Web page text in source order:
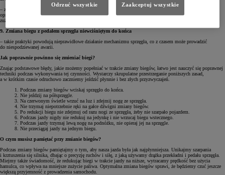
– zbyt gwałtowne zmiany biegów w „sportowym stylu” i nadmierne „dociskanie” drążka przy każdym ruchu
oprócz wrażenia pozornej dynamiki jazdy nie przynoszą nic dobrego dla skrzyni, która po prostu szybciej się
zużywa.
9. Zmiana biegu z pedałem sprzęgła niewciśniętym do końca
– takie praktyki powodują nieprawidłowe działanie mechanizmu sprzęgła, co z czasem może prowadzić
do niespodziewanej awarii.
Jak poprawnie powinno się zmieniać biegi?
Znając podstawowe błędy, jakie możemy popełniać w trakcie zmiany biegów, łatwo jest nauczyć się poprawnej
techniki podczas wykonywania tej czynności. Wystarczy skrupulatne przestrzeganie poniższych zasad,
a w krótkim czasie odruchowo zaczniemy jeździć płynnie i bez złych przyzwyczajeń.
Podczas zmiany biegów wciskaj sprzęgło do końca.
Nie jeździj na półsprzęgle.
Na czerwonym świetle wrzuć na luz i zdejmij nogę ze sprzęgła.
Nie trzymaj niepotrzebnie ręki na gałce dźwigni zmiany biegów.
Po redukcji biegu nie zdejmuj od razu nogi ze sprzęgła, żeby nie szarpało pojazdem.
Podczas jazdy nigdy nie redukuj na jedynkę i nie wrzucaj biegu wstecznego.
Podczas jazdy trzymaj lewą nogę na podnóżku, nie opieraj jej na sprzęgle.
Nie przeciągaj jazdy na jednym biegu.
O czym musisz pamiętać przy zmianie biegów?
Podczas zmiany biegów pamiętajmy o tym, aby nasza jazda była jak najpłynniejsza. Unikajmy szarpania
i krztuszenia się silnika, dbając o precyzję ruchów i siłę, z jaką używamy drążka przekładni i pedału sprzęgła.
Miejmy także świadomość, że redukując biegi w trakcie jazdy na niższe, wytracamy prędkość bez użycia
hamulca, co wpływa na mniejsze zużycie paliwa. Optymalna zmiana biegów sprawi, że będziemy czuć jeszcze
większą przyjemność z prowadzenia samochodu.
Odrzuć wszystkie Zaakceptuj wszystkie